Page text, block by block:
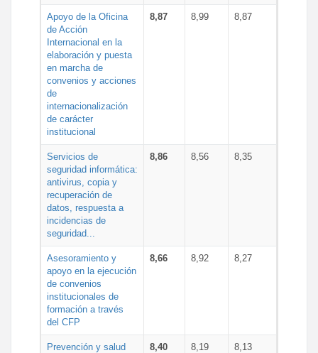
Apoyo de la Oficina
de Acción
Internacional en la
elaboración y puesta
en marcha de
convenios y acciones
de
internacionalización
de carácter
institucional
8,87 8,99 8,87
Servicios de
seguridad informática:
antivirus, copia y
recuperación de
datos, respuesta a
incidencias de
seguridad...
8,86 8,56 8,35
Asesoramiento y
apoyo en la ejecución
de convenios
institucionales de
formación a través
del CFP
8,66 8,92 8,27
Prevención y salud
8,40 8,19 8,13